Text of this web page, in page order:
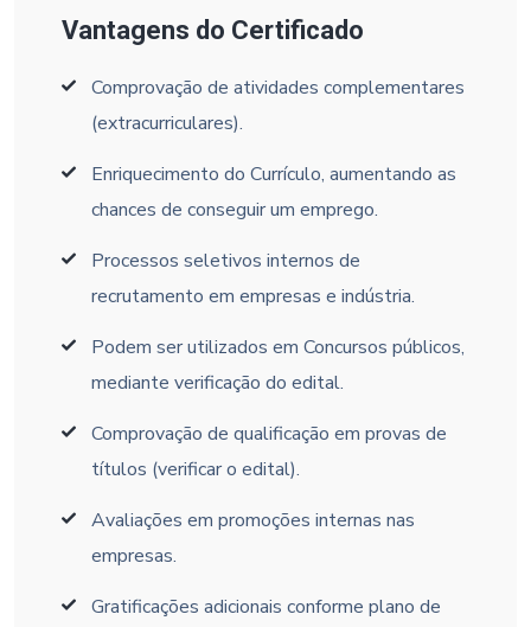
Vantagens do Certificado
Comprovação de atividades complementares
(extracurriculares).
Enriquecimento do Currículo, aumentando as
chances de conseguir um emprego.
Processos seletivos internos de
recrutamento em empresas e indústria.
Podem ser utilizados em Concursos públicos,
mediante verificação do edital.
Comprovação de qualificação em provas de
títulos (verificar o edital).
Avaliações em promoções internas nas
empresas.
Gratificações adicionais conforme plano de